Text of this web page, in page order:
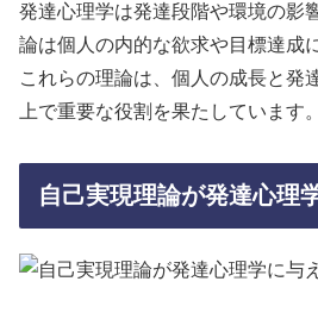
発達心理学は発達段階や環境の影
論は個人の内的な欲求や目標達成
これらの理論は、個人の成長と発
上で重要な役割を果たしています。
自己実現理論が発達心理